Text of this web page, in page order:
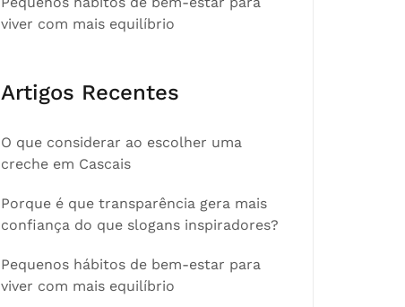
viver com mais equilíbrio
Artigos Recentes
O que considerar ao escolher uma
creche em Cascais
Porque é que transparência gera mais
confiança do que slogans inspiradores?
Pequenos hábitos de bem-estar para
viver com mais equilíbrio